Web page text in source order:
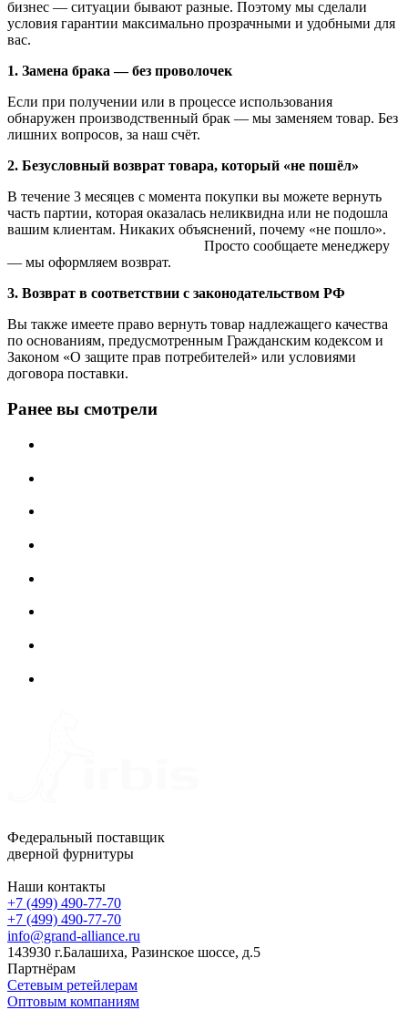
бизнес — ситуации бывают разные. Поэтому мы сделали
условия гарантии максимально прозрачными и удобными для
вас.
1. Замена брака — без проволочек
Если при получении или в процессе использования
обнаружен производственный брак — мы заменяем товар. Без
лишних вопросов, за наш счёт.
2. Безусловный возврат товара, который «не пошёл»
В течение 3 месяцев с момента покупки вы можете вернуть
часть партии, которая оказалась неликвидна или не подошла
вашим клиентам. Никаких объяснений, почему «не пошло».
Просто сообщаете менеджеру
— мы оформляем возврат.
3. Возврат в соответствии с законодательством РФ
Вы также имеете право вернуть товар надлежащего качества
по основаниям, предусмотренным Гражданским кодексом и
Законом «О защите прав потребителей» или условиями
договора поставки.
Ранее вы смотрели
Федеральный поставщик
дверной фурнитуры
Наши контакты
+7 (499) 490-77-70
+7 (499) 490-77-70
info@grand-alliance.ru
143930 г.Балашиха, Разинское шоссе, д.5
Партнёрам
Сетевым ретейлерам
Оптовым компаниям